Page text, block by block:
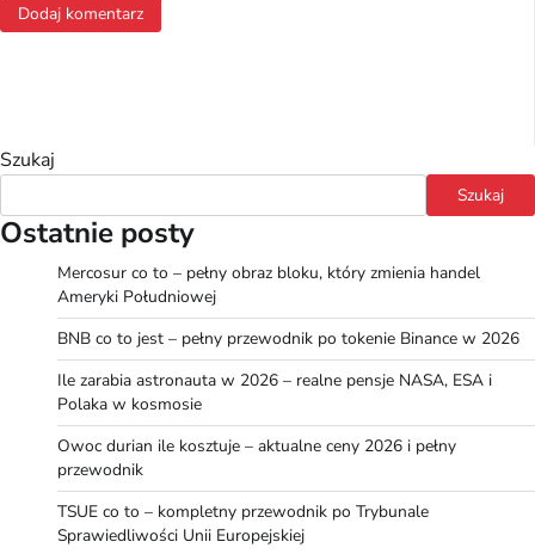
Szukaj
Szukaj
Ostatnie posty
Mercosur co to – pełny obraz bloku, który zmienia handel
Ameryki Południowej
BNB co to jest – pełny przewodnik po tokenie Binance w 2026
Ile zarabia astronauta w 2026 – realne pensje NASA, ESA i
Polaka w kosmosie
Owoc durian ile kosztuje – aktualne ceny 2026 i pełny
przewodnik
TSUE co to – kompletny przewodnik po Trybunale
Sprawiedliwości Unii Europejskiej